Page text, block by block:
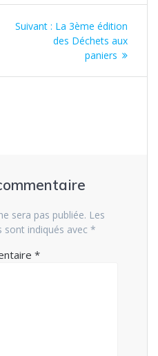
Suivant : Article
suivant
La 3ème édition
des Déchets aux
paniers
sera pas publiée. Les
sont indiqués avec *
*